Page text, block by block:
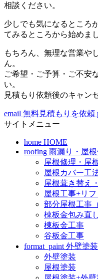
相談ください。
少しでも気になるところ
てみるところから始めま
もちろん、無理な営業や
ん。
ご希望・ご予算・ご不安
い。
見積もり依頼後のキャン
email 無料見積もりを依頼
サイトメニュー
home HOME
roofing 雨漏り・屋
屋根修理・屋
屋根カバー工
屋根葺き替え
屋根工事+リ
部分屋根工事
棟板金包み直
棟板金工事
谷板金工事
format_paint 外壁塗
外壁塗装
屋根塗装